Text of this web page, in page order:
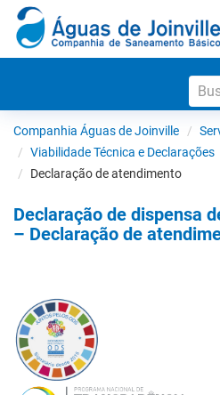
Companhia Águas de Joinville
Viabilidade Técnica e Declarações
Declaração de atendimento
Declaração de dispensa
– Declaração de